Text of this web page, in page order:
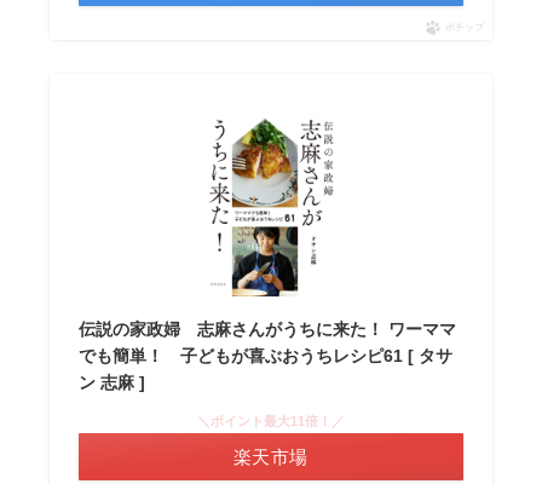
ポチップ
伝説の家政婦 志麻さんがうちに来た！ ワーママ
でも簡単！ 子どもが喜ぶおうちレシピ61 [ タサ
ン 志麻 ]
＼ポイント最大11倍！／
楽天市場